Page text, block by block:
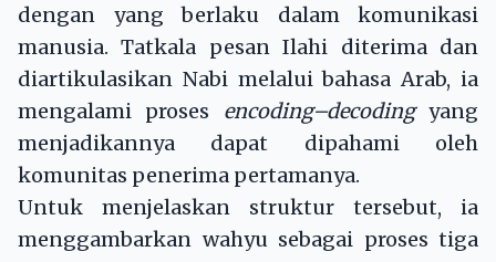
dengan yang berlaku dalam komunikasi
manusia. Tatkala pesan Ilahi diterima dan
diartikulasikan Nabi melalui bahasa Arab, ia
mengalami proses encoding–decodingyang
menjadikannya dapat dipahami oleh
komunitas penerima pertamanya.
Untuk menjelaskan struktur tersebut, ia
menggambarkan wahyu sebagai proses tiga